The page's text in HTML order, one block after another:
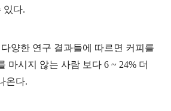
있다.
양한 연구 결과들에 따르면 커피를
마시지 않는 사람 보다 6 ~ 24% 더
온다.